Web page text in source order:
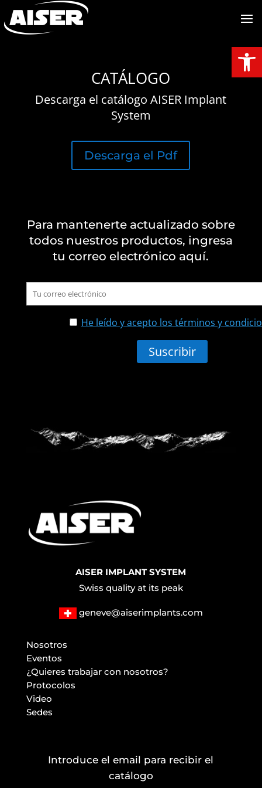
CATÁLOGO
Descarga el catálogo AISER Implant
System
Descarga el Pdf
Para mantenerte actualizado sobre
todos nuestros productos, ingresa
tu correo electrónico aquí.
He leído y acepto los términos y
AISER IMPLANT SYSTEM
Swiss quality at its peak
geneve@aiserimplants.com
Nosotros
Eventos
¿Quieres trabajar con nosotros?
Protocolos
Video
Sedes
Introduce el email para recibir el
catálogo